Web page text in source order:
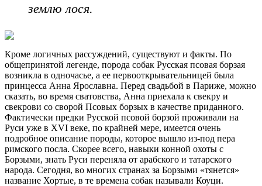
землю лося.
Кроме логичных рассуждений, существуют и факты. По
общепринятой легенде, порода собак Русская псовая борзая
возникла в одночасье, а ее первооткрывательницей была
принцесса Анна Ярославна. Перед свадьбой в Париже, можно
сказать, во время сватовства, Анна приехала к свекру и
свекрови со сворой Псовых борзых в качестве приданного.
Фактически предки Русской псовой борзой проживали на
Руси уже в XVI веке, по крайней мере, имеется очень
подробное описание породы, которое вышло из-под пера
римского посла. Скорее всего, навыки конной охоты с
Борзыми, знать Руси переняла от арабского и татарского
народа. Сегодня, во многих странах за Борзыми «тянется»
название Хортые, в те времена собак называли Коуци.